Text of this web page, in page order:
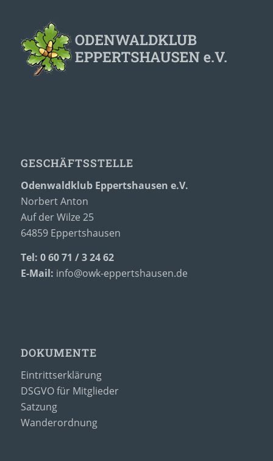
GESCHÄFTSSTELLE
Odenwaldklub Eppertshausen e.V.
Norbert Anton
Auf der Wilze 25
64859 Eppertshausen
Tel: 0 60 71 / 3 24 62
E-Mail: info@owk-eppertshausen.de
DOKUMENTE
Eintrittserklärung
DSGVO für Mitglieder
Satzung
Wanderordnung